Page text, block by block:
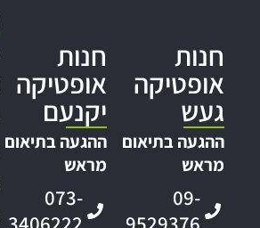
חנות
אופטיקה
געש
ההגעה בתיאום
מראש
09-
חנות
אופטיקה
יקנעם
ההגעה בתיאום
מראש
073-